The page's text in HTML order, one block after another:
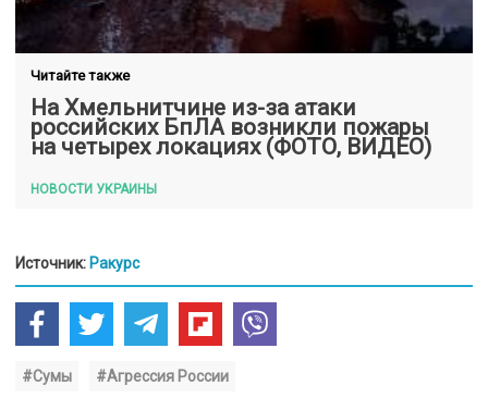
Читайте также
На Хмельнитчине из-за атаки
российских БпЛА возникли пожары
на четырех локациях (ФОТО, ВИДЕО)
НОВОСТИ УКРАИНЫ
Источник: Ракурс
#Сумы #Агрессия России